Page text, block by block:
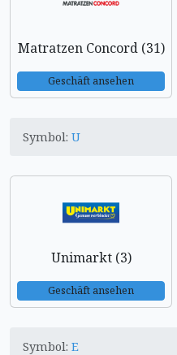
Matratzen Concord (31)
Geschäft ansehen
Symbol: U
Unimarkt (3)
Geschäft ansehen
Symbol: E